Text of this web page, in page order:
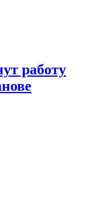
работу